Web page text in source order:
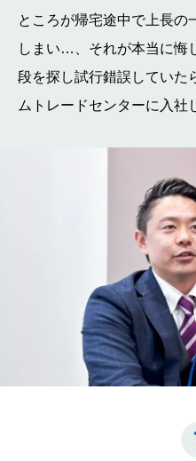
ところが帰宅途中で上長の
しまい…、それが本当に悔
段を探し試行錯誤していた
ムトレードセンターに入社